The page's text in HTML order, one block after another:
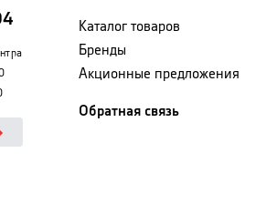
Каталог товаров
Бренды
Акционные предложения
Обратная связь